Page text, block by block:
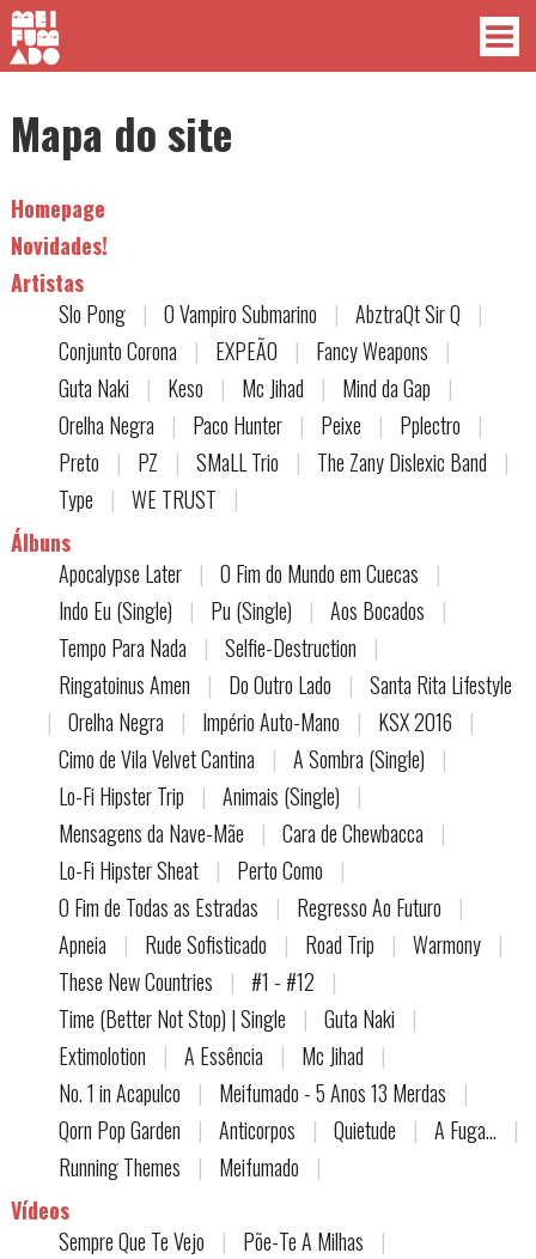
Mapa do site
Homepage
Novidades!
Artistas
Slo Pong
| O Vampiro Submarino | AbztraQt Sir Q
|
Conjunto Corona
| EXPEÃO | Fancy Weapons
|
Guta Naki
| Keso | Mc Jihad | Mind da Gap
|
Orelha Negra
| Paco Hunter | Peixe | Pplectro
|
Preto
| PZ | SMaLL Trio | The Zany Dislexic Band
|
Type
| WE TRUST
|
Álbuns
Apocalypse Later
| O Fim do Mundo em Cuecas
|
Indo Eu (Single)
| Pu (Single) | Aos Bocados
|
Tempo Para Nada
| Selfie-Destruction
|
Ringatoinus Amen
| Do Outro Lado | Santa Rita Lifestyle
| Orelha Negra | Império Auto-Mano | KSX 2016
|
Cimo de Vila Velvet Cantina
| A Sombra (Single)
|
Lo-Fi Hipster Trip
| Animais (Single)
|
Mensagens da Nave-Mãe
| Cara de Chewbacca
|
Lo-Fi Hipster Sheat
| Perto Como
|
O Fim de Todas as Estradas
| Regresso Ao Futuro
|
Apneia
| Rude Sofisticado | Road Trip | Warmony
|
These New Countries
| #1 - #12
|
Time (Better Not Stop) | Single
| Guta Naki
|
Extimolotion
| A Essência | Mc Jihad
|
No. 1 in Acapulco
| Meifumado - 5 Anos 13 Merdas
|
Qorn Pop Garden
| Anticorpos | Quietude | A Fuga...
|
Running Themes
| Meifumado
|
Vídeos
Sempre Que Te Vejo
| Põe-Te A Milhas
|